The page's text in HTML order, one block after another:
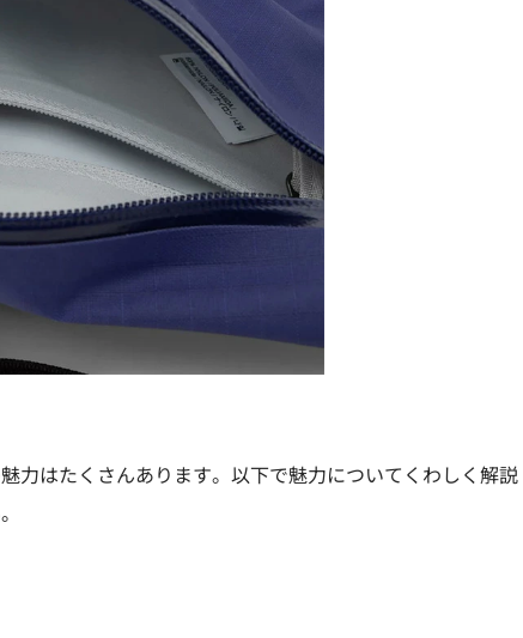
力はたくさんあります。以下で魅力についてくわしく解説